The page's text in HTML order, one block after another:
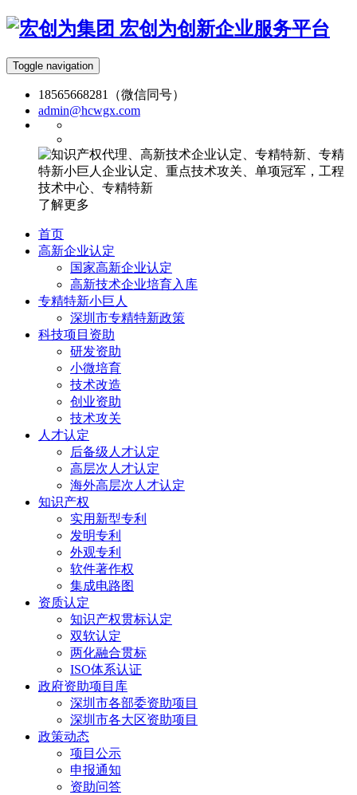
宏创为创新企业服务平台
Toggle navigation
18565668281（微信同号）
admin@hcwgx.com
了解更多
首页
高新企业认定
国家高新企业认定
高新技术企业培育入库
专精特新小巨人
深圳市专精特新政策
科技项目资助
研发资助
小微培育
技术改造
创业资助
技术攻关
人才认定
后备级人才认定
高层次人才认定
海外高层次人才认定
知识产权
实用新型专利
发明专利
外观专利
软件著作权
集成电路图
资质认定
知识产权贯标认定
双软认定
两化融合贯标
ISO体系认证
政府资助项目库
深圳市各部委资助项目
深圳市各大区资助项目
政策动态
项目公示
申报通知
资助问答